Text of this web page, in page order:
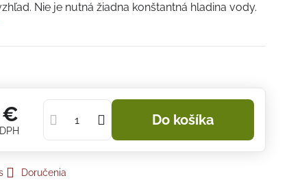
Nie je nutná žiadna konštantná hladina vody.
€ Do košíka
Doručenia